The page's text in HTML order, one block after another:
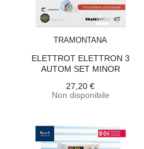
TRAMONTANA
ELETTROT ELETTRON 3
AUTOM SET MINOR
27,20 €
Non disponibile